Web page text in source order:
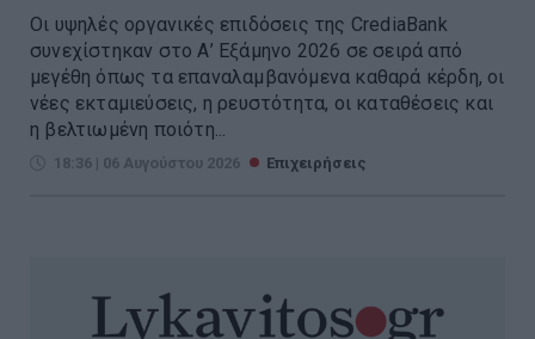
Οι υψηλές οργανικές επιδόσεις της CrediaBank
συνεχίστηκαν στο Α’ Εξάμηνο 2026 σε σειρά από
μεγέθη όπως τα επαναλαμβανόμενα καθαρά κέρδη, οι
νέες εκταμιεύσεις, η ρευστότητα, οι καταθέσεις και
η βελτιωμένη ποιότη...
18:36 | 06 Αυγούστου 2026 Επιχειρήσεις